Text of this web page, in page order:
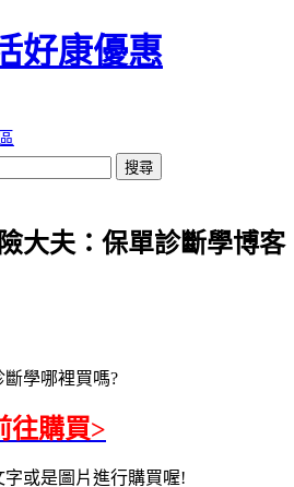
好康優惠
大夫：保單診斷學博客
學哪裡買嗎?
往購買>
或是圖片進行購買喔!